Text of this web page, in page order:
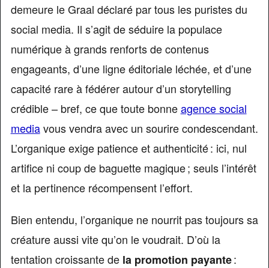
demeure le Graal déclaré par tous les puristes du
social media. Il s’agit de séduire la populace
numérique à grands renforts de contenus
engageants, d’une ligne éditoriale léchée, et d’une
capacité rare à fédérer autour d’un storytelling
crédible – bref, ce que toute bonneagence social
mediavous vendra avec un sourire condescendant.
L’organique exige patience et authenticité : ici, nul
artifice ni coup de baguette magique ; seuls l’intérêt
et la pertinence récompensent l’effort.
Bien entendu, l’organique ne nourrit pas toujours sa
créature aussi vite qu’on le voudrait. D’où la
tentation croissante de la promotion payante: